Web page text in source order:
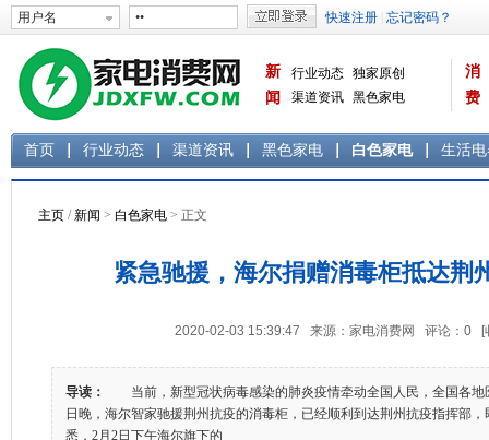
新
闻
行业动态 独家原创
渠道资讯 黑色家电
消
费
首页 行业动态 渠道资讯 黑色家电 白色家电 生活
主页 /新闻 > 白色家电 > 正文
紧急驰援，海尔捐赠消毒柜抵达荆
2020-02-03 15:39:47 来源：家电消费网 评论： 0 [
导读：
当前，新型冠状病毒感染的肺炎疫情牵动全国人民，全国各地
日晚，海尔智家驰援荆州抗疫的消毒柜，已经顺利到达荆州抗疫指挥
悉，2月2日下午海尔旗下的